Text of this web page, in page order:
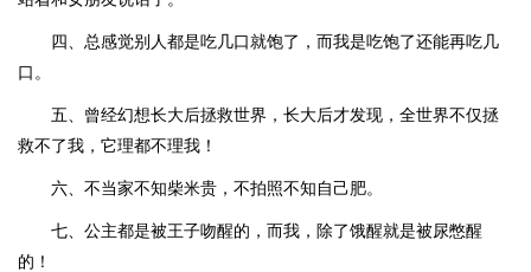
四、总感觉别人都是吃几口就饱了，而我是吃饱了还能再吃几
口。
五、曾经幻想长大后拯救世界，长大后才发现，全世界不仅拯
救不了我，它理都不理我！
六、不当家不知柴米贵，不拍照不知自己肥。
七、公主都是被王子吻醒的，而我，除了饿醒就是被尿憋醒
的！